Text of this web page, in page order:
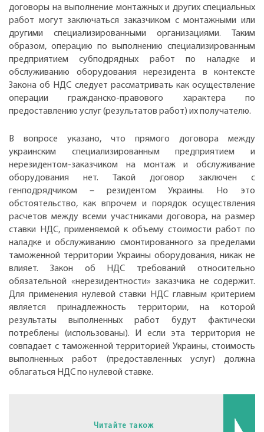
договоры на выполнение монтажных и других специальных
работ могут заключаться заказчиком с монтажными или
другими специализированными организациями. Таким
образом, операцию по выполнению специализированным
предприятием субподрядных работ по наладке и
обслуживанию оборудования нерезидента в контексте
Закона об НДС следует рассматривать как осуществление
операции гражданско-правового характера по
предоставлению услуг (результатов работ) их получателю.
В вопросе указано, что прямого договора между
украинским специализированным предприятием и
нерезидентом-заказчиком на монтаж и обслуживание
оборудования нет. Такой договор заключен с
генподрядчиком – резидентом Украины. Но это
обстоятельство, как впрочем и порядок осуществления
расчетов между всеми участниками договора, на размер
ставки НДС, применяемой к объему стоимости работ по
наладке и обслуживанию смонтированного за пределами
таможенной территории Украины оборудования, никак не
влияет. Закон об НДС требований относительно
обязательной «нерезидентности» заказчика не содержит.
Для применения нулевой ставки НДС главным критерием
является принадлежность территории, на которой
результаты выполненных работ будут фактически
потреблены (использованы). И если эта территория не
совпадает с таможенной территорией Украины, стоимость
выполненных работ (предоставленных услуг) должна
облагаться НДС по нулевой ставке.
Читайте також